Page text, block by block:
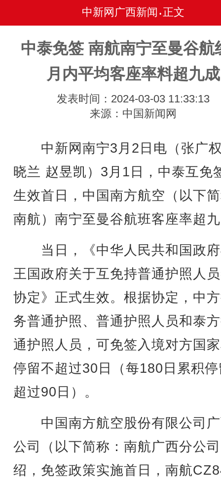
中新网广西新闻 • 正文
中泰免签 南航南宁至曼谷航
月内平均客座率料超九成
发表时间：2024-03-03 11:33:13
来源：中国新闻网
中新网南宁3月2日电（张广
晓兰 赵昱凯）3月1日，中泰互免
生效首日，中国南方航空（以下
南航）南宁至曼谷航班客座率超
当日，《中华人民共和国政
王国政府关于互免持普通护照人
协定》正式生效。根据协定，中
务普通护照、普通护照人员和泰
通护照人员，可免签入境对方国
停留不超过30日（每180日累积
超过90日）。
中国南方航空股份有限公司
公司（以下简称：南航广西分公
绍，免签政策实施首日，南航